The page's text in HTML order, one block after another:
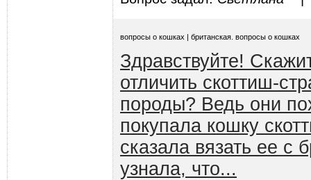
вопросы о кошках | британская. вопросы о кошках
Здравствуйте!
отличить скоттиш-
породы? Ведь они
покупала кошку
сказала вязать ее с
узнала, что...